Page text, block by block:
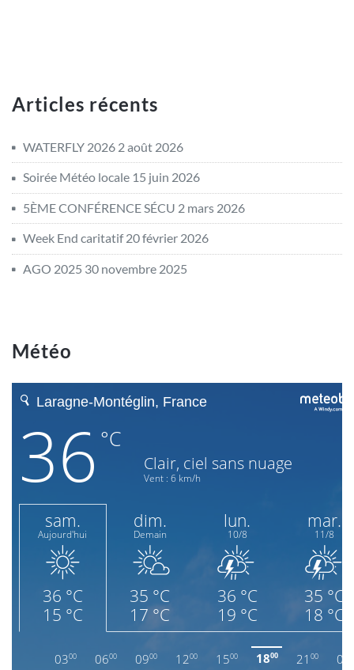
Articles récents
WATERFLY 2026 2 août 2026
Soirée Météo locale 15 juin 2026
5ÈME CONFÉRENCE SÉCU 2 mars 2026
Week End caritatif 20 février 2026
AGO 2025 30 novembre 2025
Météo